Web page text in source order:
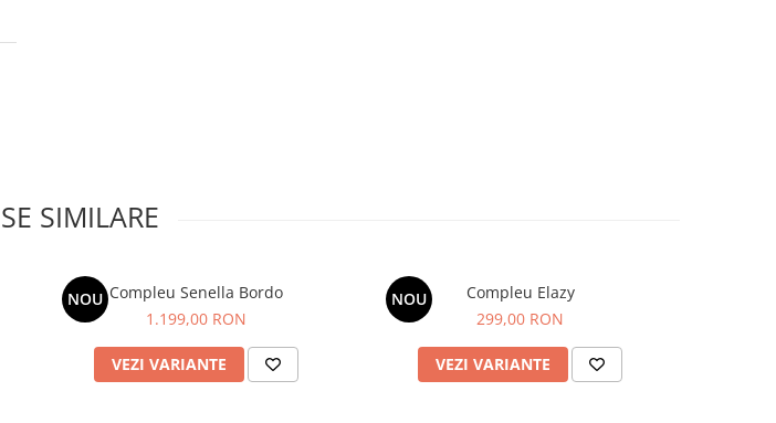
SIMILARE
NOU Compleu Senella Bordo
1.199,00 RON
VEZI VARIANTE
NOU
Compleu Elazy
299,00 RON
VEZI VARIANTE